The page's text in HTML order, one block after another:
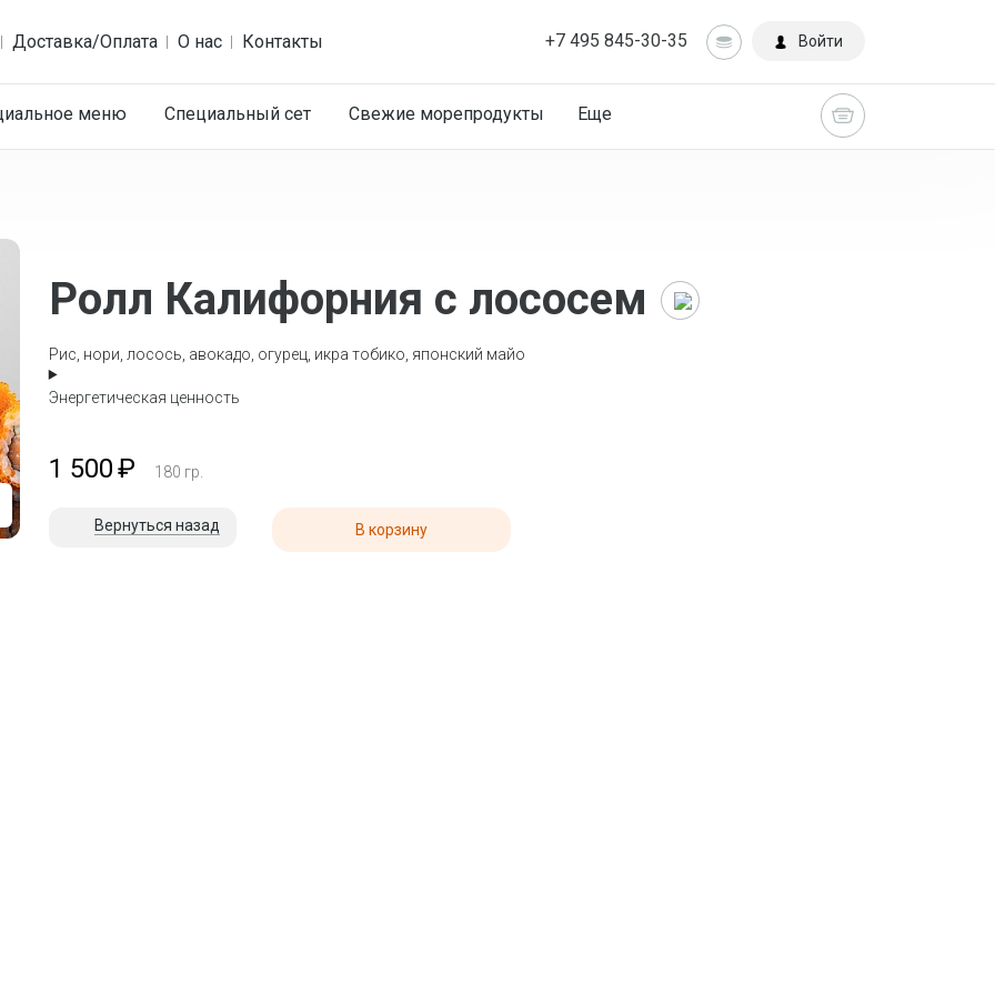
Доставка/Оплата О нас Контакты +7 495 845-30-35 Войти
меню Специальный сет Cвежие морепродукты Еще
Ролл Калифорния с лососем
Рис, нори, лосось, авокадо, огурец, икра тобико, японский майо
Энергетическая ценность
1 500₽ 180 гр.
Вернуться назад В корзину